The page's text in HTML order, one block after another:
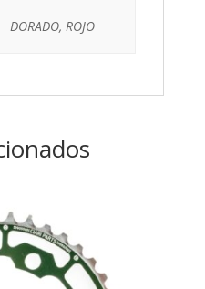
DORADO, ROJO